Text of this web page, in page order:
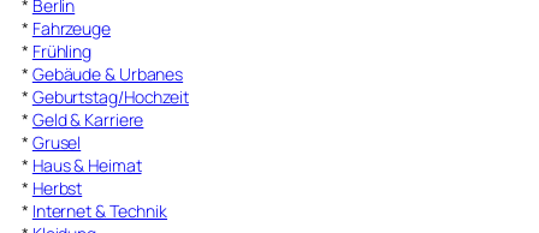
* Berlin
* Fahrzeuge
* Frühling
* Gebäude & Urbanes
* Geburtstag/Hochzeit
* Geld & Karriere
* Grusel
* Haus & Heimat
* Herbst
* Internet & Technik